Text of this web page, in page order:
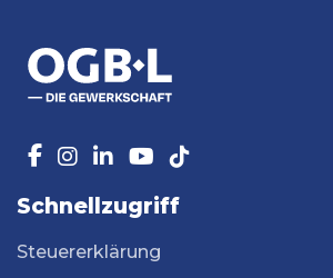
Schnellzugriff
Steuererklärung